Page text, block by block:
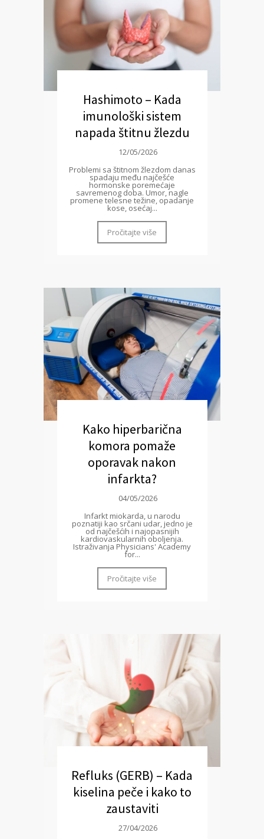
Hashimoto – Kada
imunološki sistem
napada štitnu žlezdu
12/05/2026
Problemi sa štitnom žlezdom danas
spadaju među najčešće
hormonske poremećaje
savremenog doba. Umor, nagle
promene telesne težine, opadanje
kose, osećaj...
Pročitajte više
Kako hiperbarična
komora pomaže
oporavak nakon
infarkta?
04/05/2026
Infarkt miokarda, u narodu
poznatiji kao srčani udar, jedno je
od najčešćih i najopasnijih
kardiovaskularnih oboljenja.
Istraživanja Physicians' Academy
for...
Pročitajte više
Refluks (GERB) – Kada
kiselina peče i kako to
zaustaviti
27/04/2026